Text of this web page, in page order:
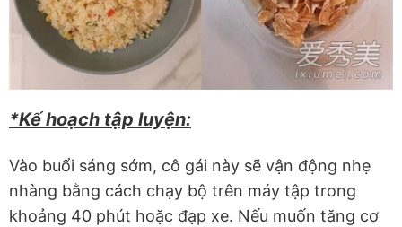
*Kế hoạch tập luyện:
Vào buổi sáng sớm, cô gái này sẽ vận động nhẹ
nhàng bằng cách chạy bộ trên máy tập trong
khoảng 40 phút hoặc đạp xe. Nếu muốn tăng cơ